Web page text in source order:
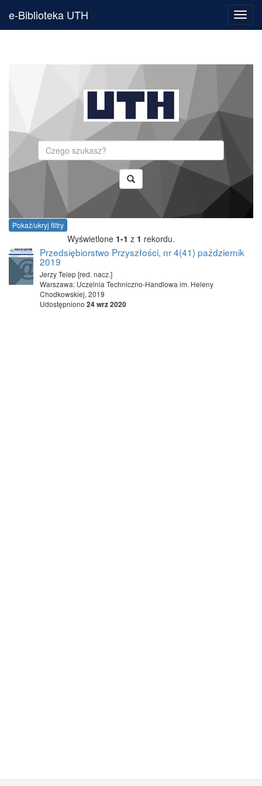
e-Biblioteka UTH
Pokaż/ukryj filtry
Wyświetlone 1-1 z 1 rekordu.
Przedsiębiorstwo Przyszłości, nr 4(41) październik
2019
Jerzy Telep [red. nacz.]
Warszawa: Uczelnia Techniczno-Handlowa im. Heleny
Chodkowskiej, 2019
Udostępniono 24 wrz 2020